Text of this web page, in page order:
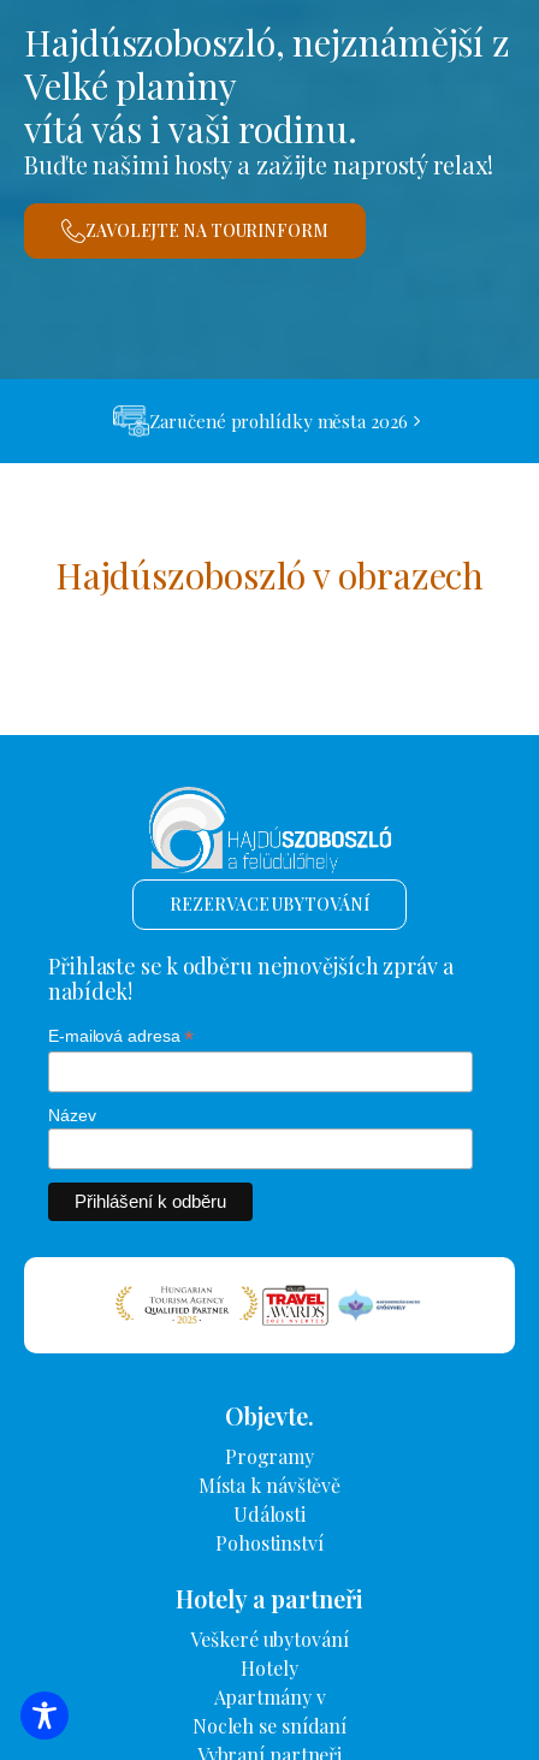
Hajdúszoboszló, nejznámější z
Velké planiny
vítá vás i vaši rodinu.
Buďte našimi hosty a zažijte naprostý relax!
ZAVOLEJTE NA TOURINFORM
Zaručené prohlídky města 2026
Hajdúszoboszló v obrazech
VYHLEDÁVÁNÍ UBYTOVÁNÍ
REZERVACE UBYTOVÁNÍ
Přihlaste se k odběru nejnovějších zpráv a
nabídek!
E-mailová adresa*
Název
Objevte.
Programy
Místa k návštěvě
Události
Pohostinství
Hotely a partneři
Veškeré ubytování
Hotely
Apartmány v
Nocleh se snídaní
Vybraní partneři